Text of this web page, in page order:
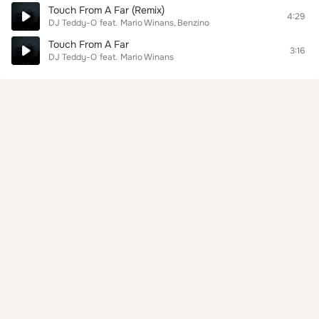
Touch From A Far (Remix)
DJ Teddy-O feat. Mario Winans Benzino
4:29
Touch From A Far
DJ Teddy-O feat. Mario Winans
3:16